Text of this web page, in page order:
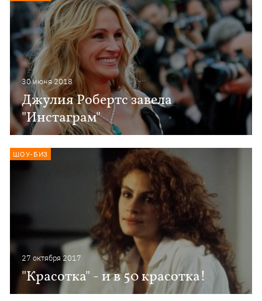
30 июня 2018
Джулия Робертс завела
"Инстаграм"
27 октября 2017
"Красотка" - и в 50 красотка!
ШОУ-БИЗ